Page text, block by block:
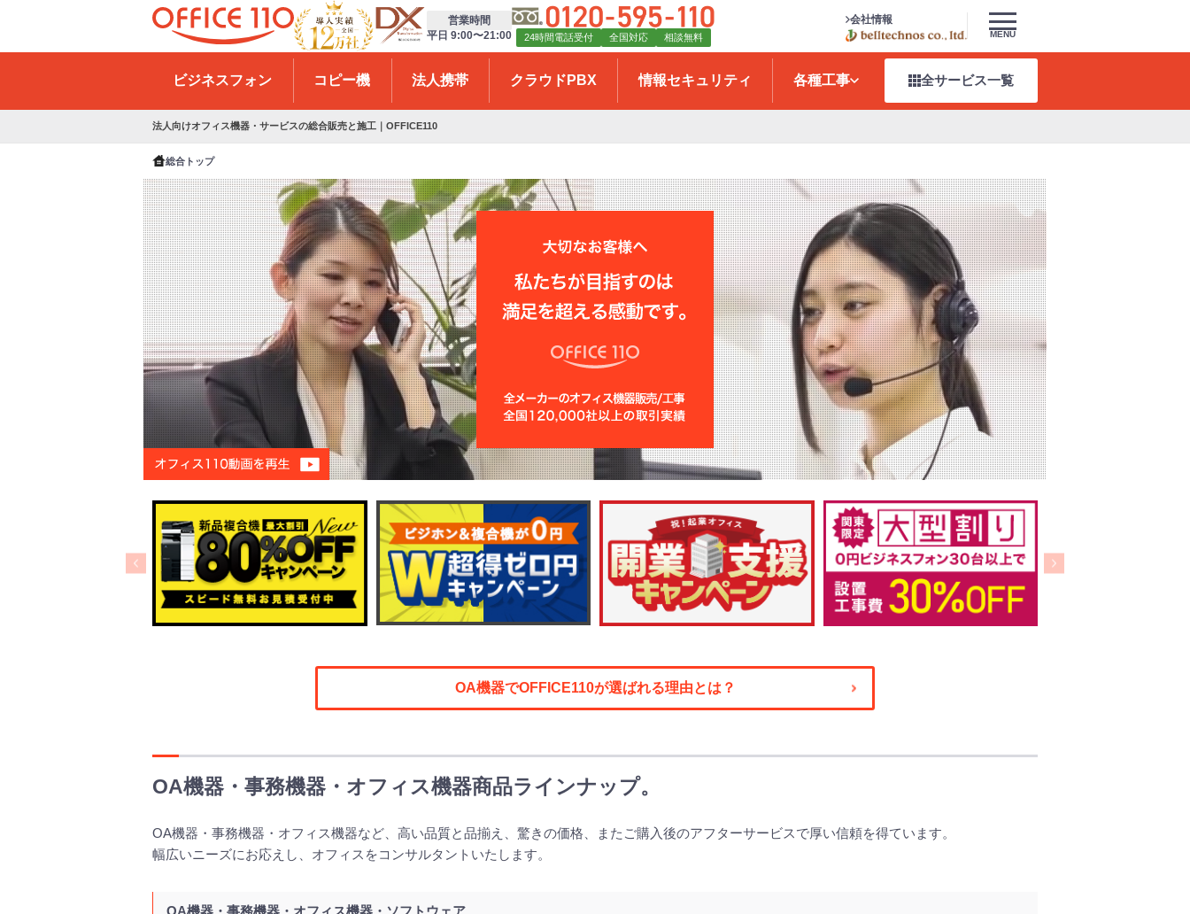
H
e
営業時間
平日 9:00〜21:00
24時間電話受付 全国対応 相談無料
会社情報
MENU
ビジネスフォン コピー機 法人携帯 クラウドPBX 情報セキュリティ 各種工事 全サービス一覧
法人向けオフィス機器・サービスの総合販売と施工｜OFFICE110
総合トップ
OA機器でOFFICE110が選ばれる理由とは？
OA機器・事務機器・オフィス機器商品ラインナップ。
OA機器・事務機器・オフィス機器など、高い品質と品揃え、驚きの価格、またご購入後のアフターサービスで厚い信頼を得ています。
幅広いニーズにお応えし、オフィスをコンサルタントいたします。